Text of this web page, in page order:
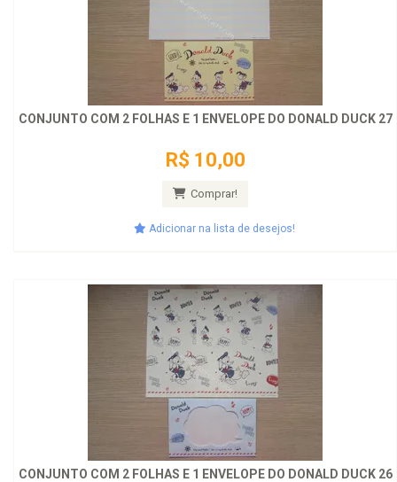
CONJUNTO COM 2 FOLHAS E 1 ENVELOPE DO DONALD DUCK 27
R$ 10,00
Comprar!
Adicionar na lista de desejos!
CONJUNTO COM 2 FOLHAS E 1 ENVELOPE DO DONALD DUCK 26